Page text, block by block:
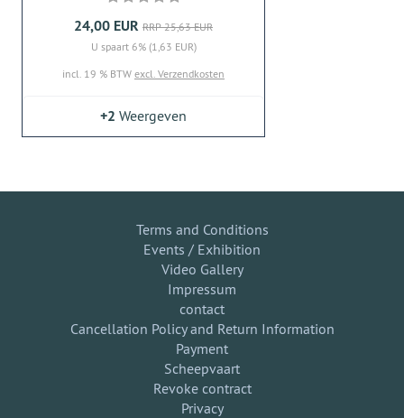
24,00 EUR RRP 25,63 EUR
U spaart 6% (1,63 EUR)
incl. 19 % BTW excl. Verzendkosten
+2 Weergeven
Terms and Conditions
Events / Exhibition
Video Gallery
Impressum
contact
Cancellation Policy and Return Information
Payment
Scheepvaart
Revoke contract
Privacy